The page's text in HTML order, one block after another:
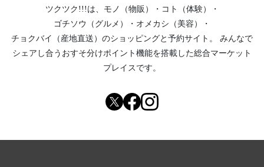
ツクツク!!!は、 モノ（物販） ・ コト（体験）
・
ゴチソウ（グルメ）
・ オメカシ（美容）
・
チョクバイ（産地直送） のショッピングと予約サイト。
みんなで
シェアし合う おすそ分けポイント機能を搭載した総合マーケット
プレイスです。